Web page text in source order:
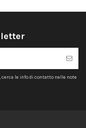
le info di contatto nelle note